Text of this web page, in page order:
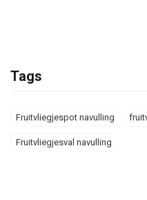
Tags
Fruitvliegjespot navulling
Fruitvliegjesval navulling